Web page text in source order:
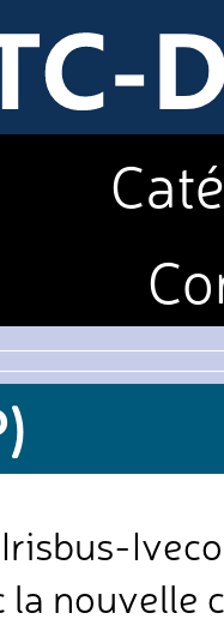
nouvelle